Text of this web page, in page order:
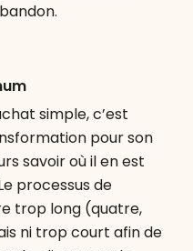
simple, c’est
pour son
savoir où il en est
processus de
trop long (quatre,
ni trop court afin de